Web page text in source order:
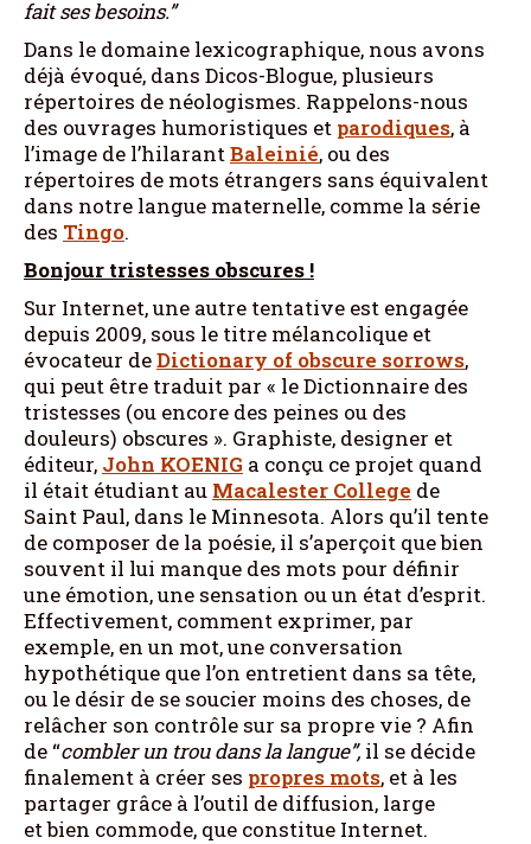
fait ses besoins.”
Dans le domaine lexicographique, nous avons
déjà évoqué, dans Dicos-Blogue, plusieurs
répertoires de néologismes. Rappelons-nous
des ouvrages humoristiques et parodiques, à
l’image de l’hilarantBaleinié, ou des
répertoires de mots étrangers sans équivalent
dans notre langue maternelle, comme la série
des Tingo.
Bonjour tristesses obscures !
Sur Internet, une autre tentative est engagée
depuis 2009, sous le titre mélancolique et
évocateur deDictionary of obscure sorrows,
qui peut être traduit par « le Dictionnaire des
tristesses (ou encore des peines ou des
douleurs) obscures ». Graphiste, designer et
éditeur, John KOENIG a conçu ce projet quand
il était étudiant au Macalester College de
Saint Paul, dans le Minnesota. Alors qu’il tente
de composer de la poésie, il s’aperçoit que bien
souvent il lui manque des mots pour définir
une émotion, une sensation ou un état d’esprit.
Effectivement, comment exprimer, par
exemple, en un mot, une conversation
hypothétique que l’on entretient dans sa tête,
ou le désir de se soucier moins des choses, de
relâcher son contrôle sur sa propre vie ? Afin
de “combler un trou dans la langue”, il se décide
finalement à créer ses propres mots, et à les
partager grâce à l’outil de diffusion, large
et bien commode, que constitue Internet.